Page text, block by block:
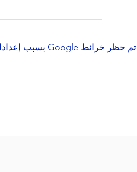
تم حظر خرائط Google بسبب إعدادات ملفات تعريف الارتباط التحليلية والوظيفية لديك.